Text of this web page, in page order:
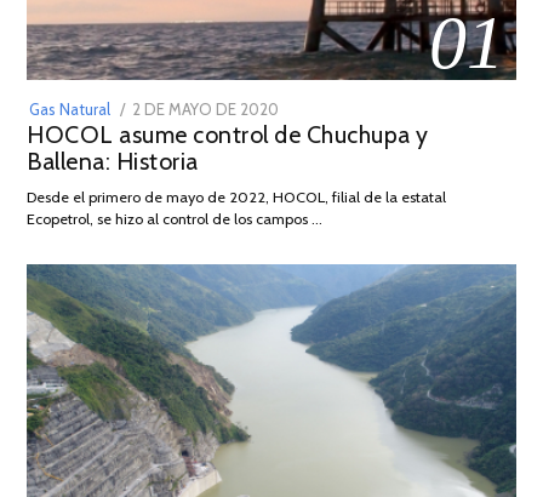
01
Gas Natural
POSTED
ON
2 DE MAYO DE 2020
DE
2026
HOCOL asume control de Chuchupa y
Ballena: Historia
Desde el primero de mayo de 2022, HOCOL, filial de la estatal
Ecopetrol, se hizo al control de los campos …